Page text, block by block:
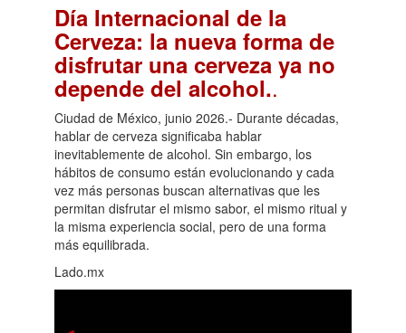
Día Internacional de la
Cerveza: la nueva forma de
disfrutar una cerveza ya no
depende del alcohol..
Ciudad de México, junio 2026.- Durante décadas,
hablar de cerveza significaba hablar
inevitablemente de alcohol. Sin embargo, los
hábitos de consumo están evolucionando y cada
vez más personas buscan alternativas que les
permitan disfrutar el mismo sabor, el mismo ritual y
la misma experiencia social, pero de una forma
más equilibrada.
Lado.mx